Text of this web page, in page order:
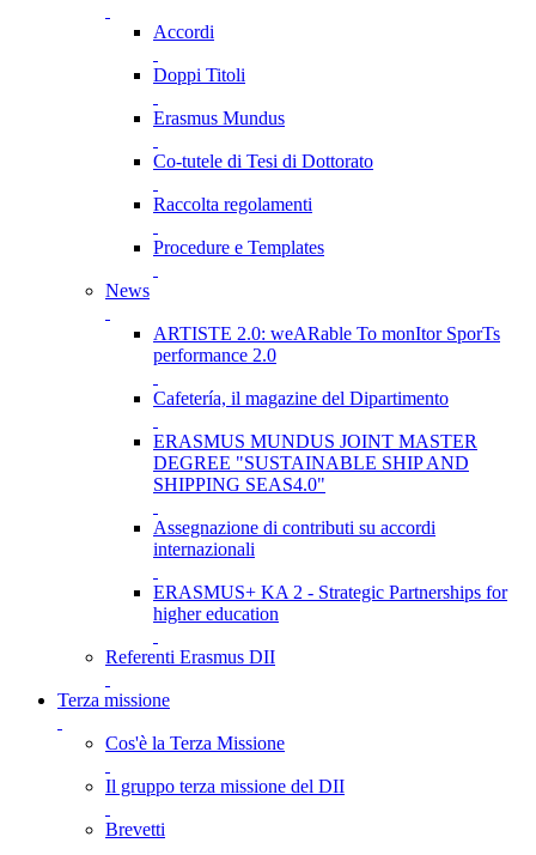
Accordi
Doppi Titoli
Erasmus Mundus
Co-tutele di Tesi di Dottorato
Raccolta regolamenti
Procedure e Templates
News
ARTISTE 2.0: weARable To monItor SporTs
performance 2.0
Cafetería, il magazine del Dipartimento
ERASMUS MUNDUS JOINT MASTER
DEGREE "SUSTAINABLE SHIP AND
SHIPPING SEAS4.0"
Assegnazione di contributi su accordi
internazionali
ERASMUS+ KA 2 - Strategic Partnerships for
higher education
Referenti Erasmus DII
Terza missione
Cos'è la Terza Missione
Il gruppo terza missione del DII
Brevetti